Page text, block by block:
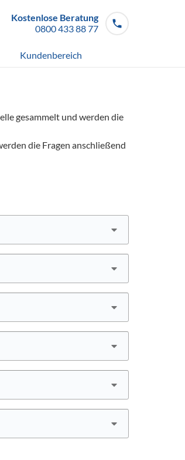
Kostenlose Beratung
0800 433 88 77
Kundenbereich
gesammelt und werden die
die Fragen anschließend